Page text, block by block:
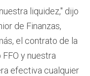
liquidez," dijo
de Finanzas,
el contrato de la
y nuestra
efectiva cualquier